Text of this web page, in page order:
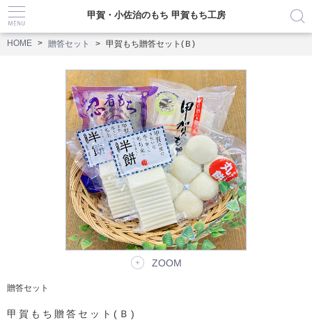
甲賀・小佐治のもち 甲賀もち工房
HOME 贈答セット 甲賀もち贈答セット(Ｂ)
ZOOM
贈答セット
甲賀もち贈答セット(Ｂ)